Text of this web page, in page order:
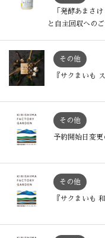
「発酵あまさ
と自主回収への
その他
『サクまいも
その他
予約開始日変更
その他
『サクまいも